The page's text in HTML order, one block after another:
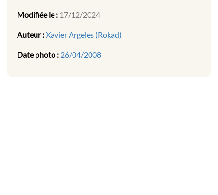
Modifiée le : 17/12/2024
Auteur :Xavier Argeles (Rokad)
Date photo : 26/04/2008